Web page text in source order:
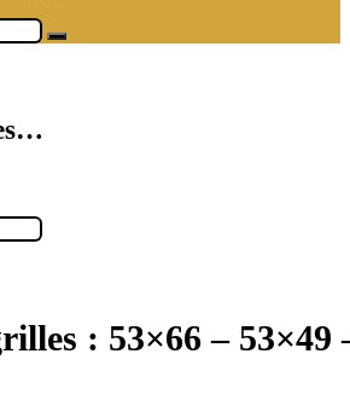
: 53×66 – 53×49